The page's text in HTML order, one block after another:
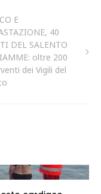
E
40
DEL SALENTO
oltre 200
dei Vigili del